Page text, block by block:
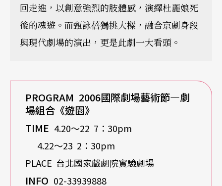
回走進，以創意強烈的肢體感，演繹杜麗娘死
後的魂遊。而甄詠蓓獨挑大樑，融合京劇身段
與現代劇場的演出，更是此劇一大看頭。
PROGRAM 2006國際劇場藝術節—劇
場組合《遊園》
TIME 4.20〜22 7：30pm
4.22〜23 2：30pm
PLACE 台北國家戲劇院實驗劇場
INFO 02-33939888